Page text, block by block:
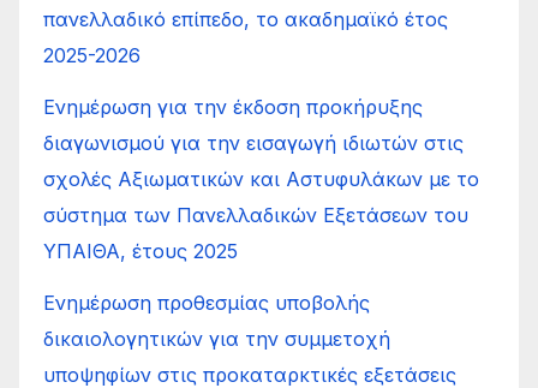
πανελλαδικό επίπεδο, το ακαδημαϊκό έτος
2025-2026
Ενημέρωση για την έκδοση προκήρυξης
διαγωνισμού για την εισαγωγή ιδιωτών στις
σχολές Αξιωματικών και Αστυφυλάκων με το
σύστημα των Πανελλαδικών Εξετάσεων του
ΥΠΑΙΘΑ, έτους 2025
Ενημέρωση προθεσμίας υποβολής
δικαιολογητικών για την συμμετοχή
υποψηφίων στις προκαταρκτικές εξετάσεις